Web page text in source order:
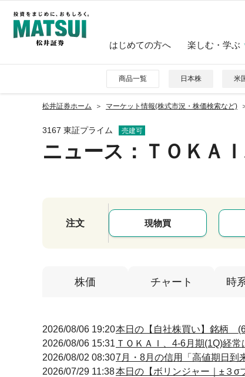
はじめての方へ 楽しむ・学ぶ
商品一覧 日本株 米
松井証券ホーム マーケット情報(株式市況・株価検索など)
3167 東証プライム 売建可
ニュース ：ＴＯＫＡ
注文 現物買
株価 チャート 時
2026/08/06 19:20本日の【自社株買い】銘柄
2026/08/06 15:31 ＴＯＫＡＩ、4-6月期(1Q)経
2026/08/02 08:307月・8月の信用「高値期日到
2026/07/29 11:38本日の【ボリンジャー｜±３